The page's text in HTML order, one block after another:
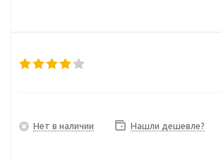
Нет в наличии Нашли дешевле?